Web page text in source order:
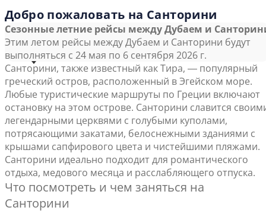
Добро пожаловать на Санторини
Сезонные летние рейсы между Дубаем и
Этим летом рейсы между Дубаем и Санторини будут
выполняться с 24 мая по 6 сентября 2026 г.
Санторини, также известный как Тира, ― популярный
греческий остров, расположенный в Эгейском море.
Любые туристические маршруты по Греции включают
остановку на этом острове. Санторини славится
легендарными церквями с голубыми куполами,
потрясающими закатами, белоснежными зданиями с
крышами сапфирового цвета и чистейшими пляжами.
Санторини идеально подходит для романтического
отдыха, медового месяца и расслабляющего отпуска.
Что посмотреть и чем заняться на
Санторини